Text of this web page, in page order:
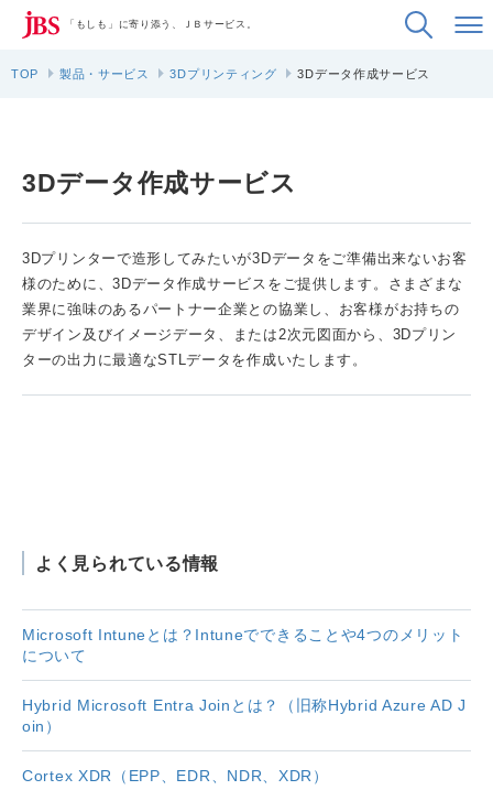
「もしも」に寄り添う、ＪＢサービス。
TOP 製品・サービス 3Dプリンティング 3Dデータ作成サービス
3Dデータ作成サービス
3Dプリンターで造形してみたいが3Dデータをご準備出来ないお客
様のために、3Dデータ作成サービスをご提供します。さまざまな
業界に強味のあるパートナー企業との協業し、お客様がお持ちの
デザイン及びイメージデータ、または2次元図面から、3Dプリン
ターの出力に最適なSTLデータを作成いたします。
よく見られている情報
Microsoft Intuneとは？Intuneでできることや4つのメリット
について
Hybrid Microsoft Entra Joinとは？（旧称Hybrid Azure AD J
oin）
Cortex XDR（EPP、EDR、NDR、XDR）